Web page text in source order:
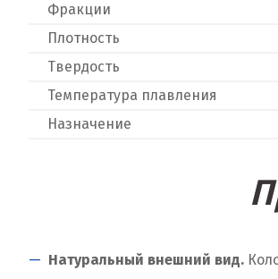
Фракции
Плотность
Твердость
Температура плавления
Назначение
Натуральный внешний вид.